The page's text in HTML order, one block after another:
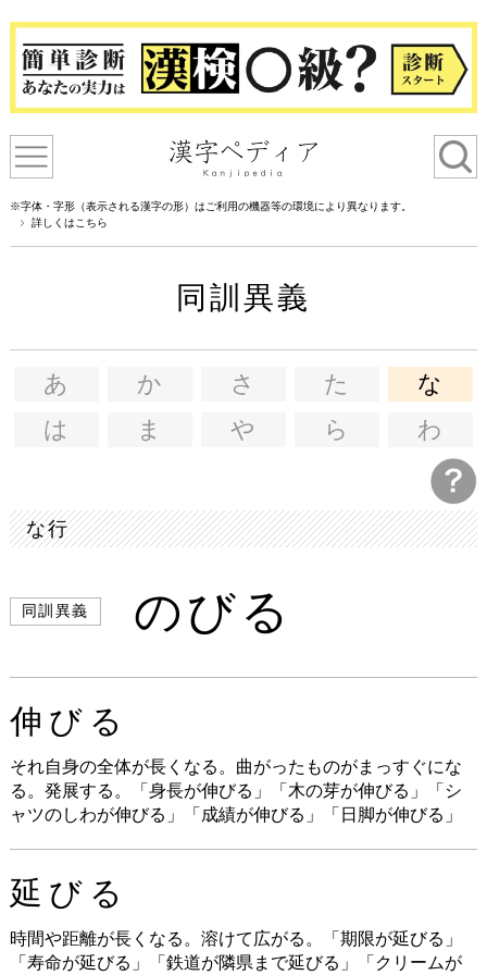
※字体・字形（表示される漢字の形）はご利用の機器等の環境により異なります。
詳しくはこちら
同訓異義
あ か さ た
な
は
ま や ら わ
な行
同訓異義 のびる
伸びる
それ自身の全体が長くなる。曲がったものがまっすぐにな
る。発展する。「身長が伸びる」「木の芽が伸びる」「シ
ャツのしわが伸びる」「成績が伸びる」「日脚が伸びる」
延びる
時間や距離が長くなる。溶けて広がる。「期限が延びる」
「寿命が延びる」「鉄道が隣県まで延びる」「クリームが